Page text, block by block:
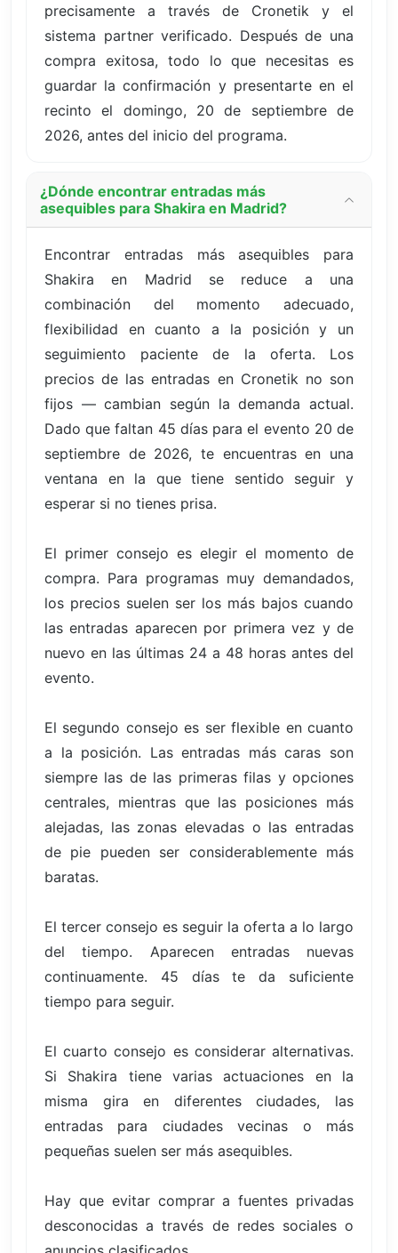
precisamente a través de Cronetik y el
sistema partner verificado. Después de una
compra exitosa, todo lo que necesitas es
guardar la confirmación y presentarte en el
recinto el domingo, 20 de septiembre de
2026, antes del inicio del programa.
¿Dónde encontrar entradas más
asequibles para Shakira en Madrid?
Encontrar entradas más asequibles para
Shakira en Madrid se reduce a una
combinación del momento adecuado,
flexibilidad en cuanto a la posición y un
seguimiento paciente de la oferta. Los
precios de las entradas en Cronetik no son
fijos — cambian según la demanda actual.
Dado que faltan 45 días para el evento 20 de
septiembre de 2026, te encuentras en una
ventana en la que tiene sentido seguir y
esperar si no tienes prisa.
El primer consejo es elegir el momento de
compra. Para programas muy demandados,
los precios suelen ser los más bajos cuando
las entradas aparecen por primera vez y de
nuevo en las últimas 24 a 48 horas antes del
evento.
El segundo consejo es ser flexible en cuanto
a la posición. Las entradas más caras son
siempre las de las primeras filas y opciones
centrales, mientras que las posiciones más
alejadas, las zonas elevadas o las entradas
de pie pueden ser considerablemente más
baratas.
El tercer consejo es seguir la oferta a lo largo
del tiempo. Aparecen entradas nuevas
continuamente. 45 días te da suficiente
tiempo para seguir.
El cuarto consejo es considerar alternativas.
Si Shakira tiene varias actuaciones en la
misma gira en diferentes ciudades, las
entradas para ciudades vecinas o más
pequeñas suelen ser más asequibles.
Hay que evitar comprar a fuentes privadas
desconocidas a través de redes sociales o